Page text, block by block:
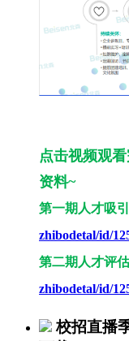
点击视频观
资料~
第一期人才吸
zhibodetal/id/
第二期人才评
zhibodetal/id/
校招直播